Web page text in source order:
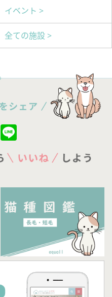
イベント >
全ての施設 >
Twitter